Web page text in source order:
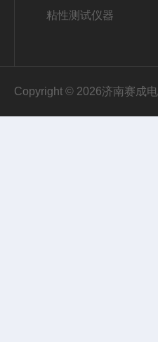
粘性测试仪器
Copyright © 2026济南赛成